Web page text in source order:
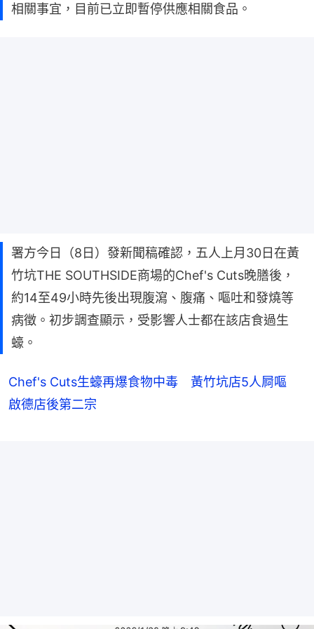
相關事宜，目前已立即暫停供應相關食品。
署方今日（8日）發新聞稿確認，五人上月30日在黃
竹坑THE SOUTHSIDE商場的Chef's Cuts晚膳後，
約14至49小時先後出現腹瀉、腹痛、嘔吐和發燒等
病徵。初步調查顯示，受影響人士都在該店食過生
蠔。
Chef's Cuts生蠔再爆食物中毒 黃竹坑店5人屙嘔
啟德店後第二宗